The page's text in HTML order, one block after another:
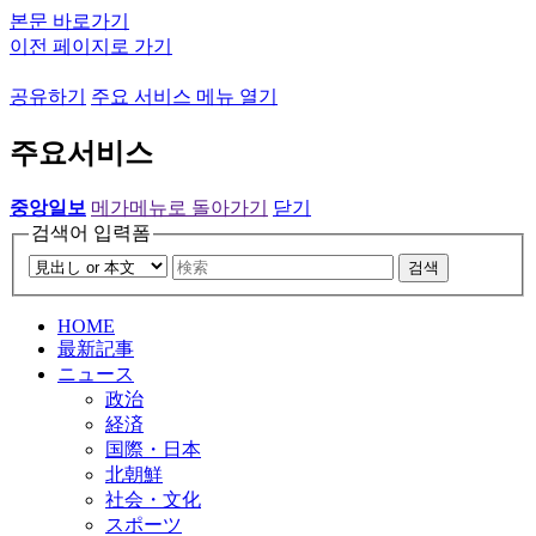
본문 바로가기
이전 페이지로 가기
공유하기 주요 서비스 메뉴 열기
주요서비스
중앙일보 메가메뉴로 돌아가기
닫기
검색어 입력폼
검색
HOME
最新記事
ニュース
政治
経済
国際・日本
北朝鮮
社会・文化
スポーツ